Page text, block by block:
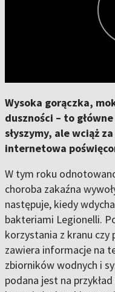
Wysoka gorączka,
duszności – to
słyszymy, ale wciąż
internetowa
W tym roku
choroba zakaźna
następuje, kiedy
bakteriami Legionelli.
korzystania z kranu
zawiera informacje na
zbiorników wodnych i
podana jest na